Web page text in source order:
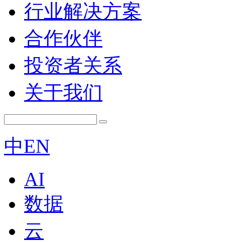
行业解决方案
合作伙伴
投资者关系
关于我们
中EN
AI
数据
云